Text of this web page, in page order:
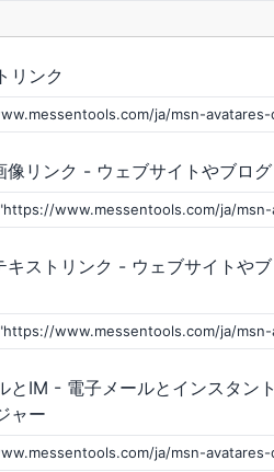
リンク
像リンク - ウェブサイトやブログ
キストリンク - ウェブサイトやブ
とIM - 電子メールとインスタント
ャー